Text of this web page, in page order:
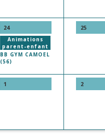
24
Animations
parent-enfant
BB GYM CAMOEL
(56)
25
1 2